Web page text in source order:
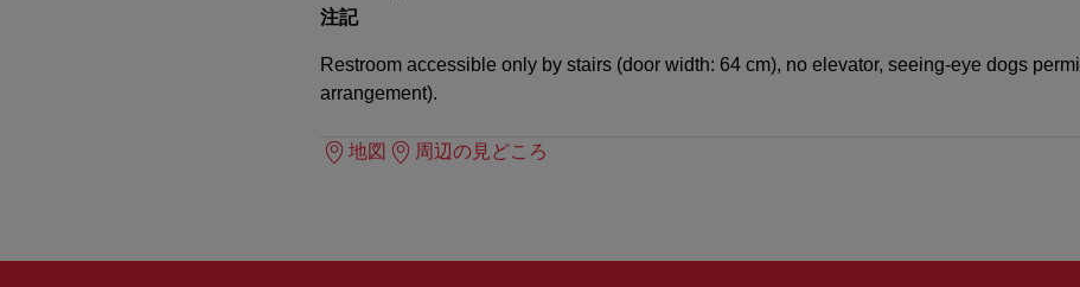
注記
Restroom accessible only by stairs (door width: 64 cm), no elevator, seeing-eye dogs
arrangement).
地図 周辺の見どころ